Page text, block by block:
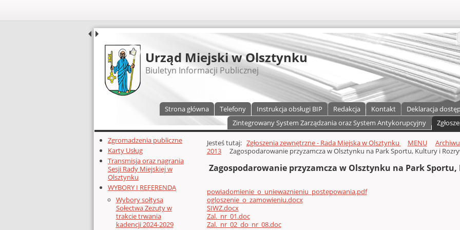
UDOSTĘPNIJ
Urząd Miejski w Olsztynku
Biuletyn Informacji Publicznej
Strona główna Telefony Instrukcja obsługi BIP Redakcja Kontakt Deklaracja
Zintegrowany System Zarządzania oraz System Antykorupcyjny
Dodatkowe zasoby (lewa kolumna)
Zgromadzenia publiczne
Karty Usług
Transmisja oraz nagrania
Sesji Rady Miejskiej w
Olsztynku
WYBORY I REFERENDA
Wybory sołtysa
Sołectwa Zezuty w
trakcie trwania
kadencji 2024-2029
Głównej zawartości
Jesteś tutaj: Zgłoszenia zewnętrzne - Rada Miejska w Olsztynku MENU
2013
Zagospodarowanie przyzamcza w Olsztynku na Park Sportu, Kultury i
Zagospodarowanie przyzamcza w Olsztynku na Park
powiadomienie_o_uniewaznieniu_postepowania.pdf
ogloszenie_o_zamowieniu.docx
SIWZ.docx
Zal._nr_01.doc
Zal._nr_02_do_nr_08.doc